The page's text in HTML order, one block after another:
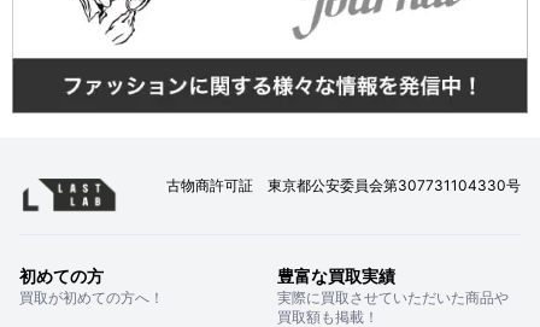
古物商許可証 東京都公安委員会第307731104330号
初めての方
買取が初めての方へ！
豊富な買取実績
実際に買取させていただいた商品や
買取額も掲載！